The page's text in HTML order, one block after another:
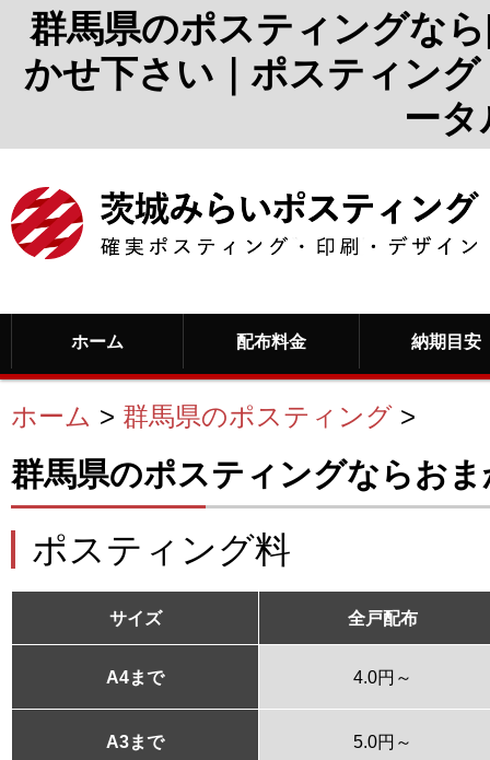
群馬県のポスティングな
かせ下さい｜ポスティン
ー
ホーム 配布料金 納期目安
ホーム > 群馬県のポスティング >
群馬県のポスティングならお
ポスティング料
サイズ 全戸配布
A4まで 4.0円～
A3まで 5.0円～